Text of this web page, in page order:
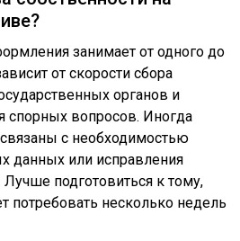
занимает от одного до
от скорости сбора
органов и
спорных вопросов. Иногда
с необходимостью
данных или исправления
подготовиться к тому,
потребовать несколько недель